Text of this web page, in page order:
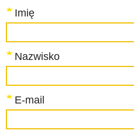
Imię
Nazwisko
E-mail